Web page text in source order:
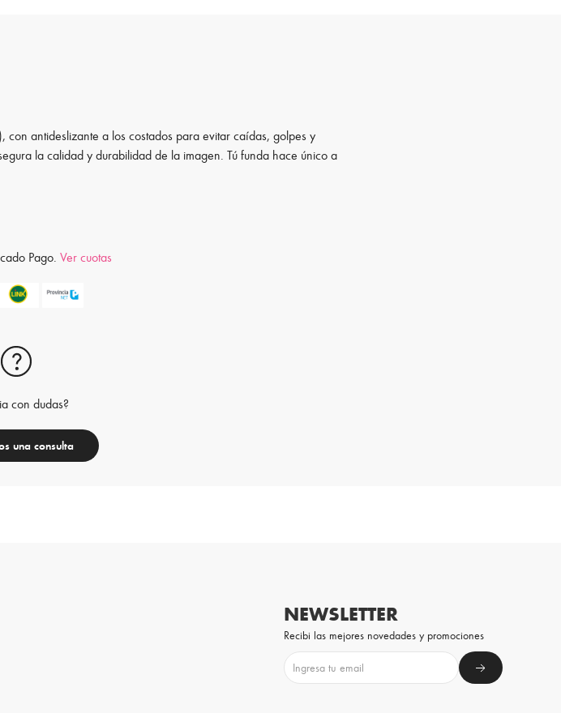
con antideslizante a los costados para evitar caídas, golpes y
la calidad y durabilidad de la imagen. Tú funda hace único a
Pago.Ver cuotas
con dudas?
una consulta
NEWSLETTER
Recibi las mejores novedades y promociones